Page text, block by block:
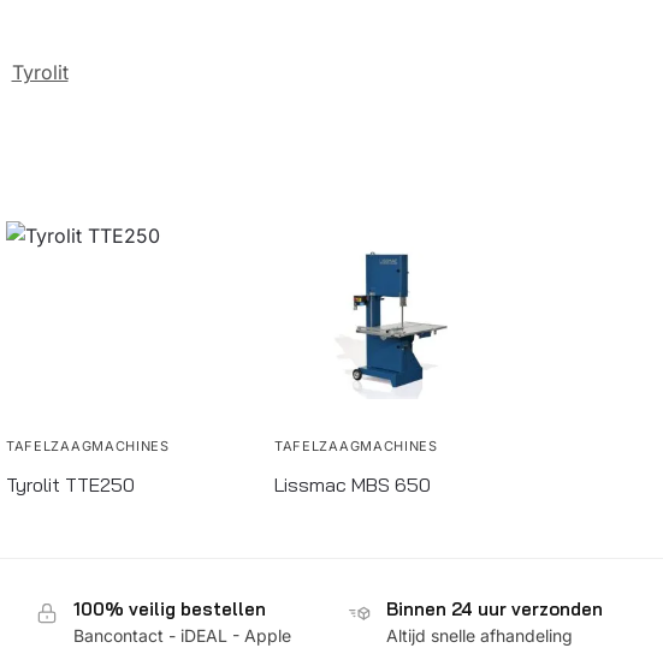
Tyrolit
TAFELZAAGMACHINES
Tyrolit TTE250
TAFELZAAGMACHINES
Lissmac MBS 650
100% veilig bestellen
Bancontact - iDEAL - Apple
Binnen 24 uur verzonden
Altijd snelle afhandeling